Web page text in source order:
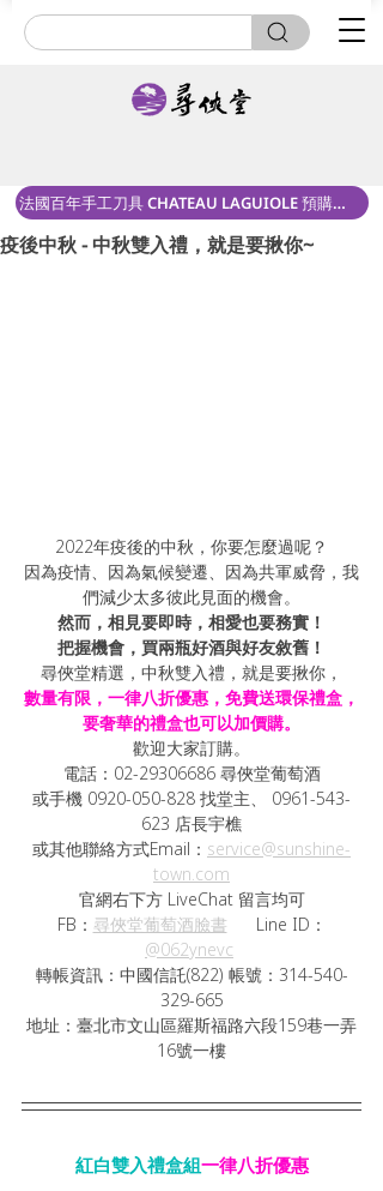
法國百年手工刀具 CHATEAU LAGUIOLE 預購中！
疫後中秋 - 中秋雙入禮，就是要揪你~
2022年疫後的中秋，你要怎麼過呢？
因為疫情、因為氣候變遷、因為共軍威脅，我
們減少太多彼此見面的機會。
然而，相見要即時，相愛也要務實！
把握機會，買兩瓶好酒與好友敘舊！
尋俠堂精選，中秋雙入禮，就是要揪你，
數量有限，一律八折優惠，免費送環保禮盒，
要奢華的禮盒也可以加價購。
歡迎大家訂購。
電話：02-29306686 尋俠堂葡萄酒
或手機 0920-050-828 找堂主、 0961-543-
623 店長宇樵
或其他聯絡方式Email： service@sunshine-
town.com
官網右下方 LiveChat 留言均可
FB： 尋俠堂葡萄酒臉書
      Line ID：
@062ynevc
轉帳資訊：中國信託(822) 帳號：314-540-
329-665
地址：臺北市文山區羅斯福路六段159巷一弄
16號一樓
紅白雙入禮盒組一律八折優惠